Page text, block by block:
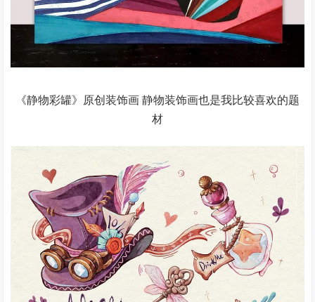
《静物彩罐》原创装饰画 静物装饰画也是我比较喜欢的题
材